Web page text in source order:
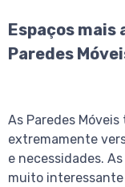
Espaços mais
Paredes
As Paredes
extremamente
e necessidades.
muito interessante